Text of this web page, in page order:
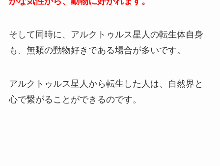
そして同時に、アルクトゥルス星人の転生体自身
も、無類の動物好きである場合が多いです。
アルクトゥルス星人から転生した人は、自然界と
心で繋がることができるのです。